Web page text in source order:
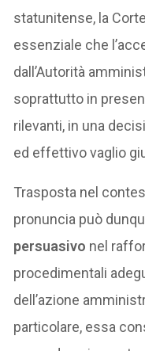
statunitense, la
essenziale che
dall’Autorità
soprattutto in
rilevanti, in una
ed effettivo vaglio
Trasposta nel
pronuncia può
persuasivo nel
procedimentali
dell’azione
particolare, essa